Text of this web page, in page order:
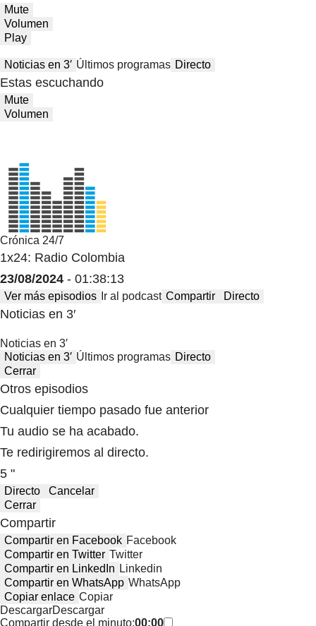
Mute
Volumen
Play
Noticias en 3′ Últimos programas Directo
Estas escuchando
Mute
Volumen
Crónica 24/7
1x24: Radio Colombia
23/08/2024 - 01:38:13
Ver más episodios Ir al podcast Compartir Directo
Noticias en 3′
Noticias en 3′
Noticias en 3′ Últimos programas Directo
Cerrar
Otros episodios
Cualquier tiempo pasado fue anterior
Tu audio se ha acabado.
Te redirigiremos al directo.
5 "
Directo
Cancelar
Cerrar
Compartir
Compartir en Facebook Facebook
Compartir en Twitter Twitter
Compartir en LinkedIn Linkedin
Compartir en WhatsApp WhatsApp
Copiar enlace Copiar
DescargarDescargar
Compartir desde el minuto:00:00